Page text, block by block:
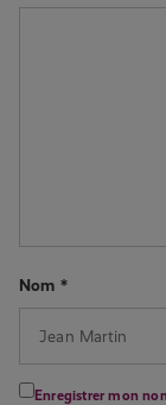
Nom *
Enregistrer mon